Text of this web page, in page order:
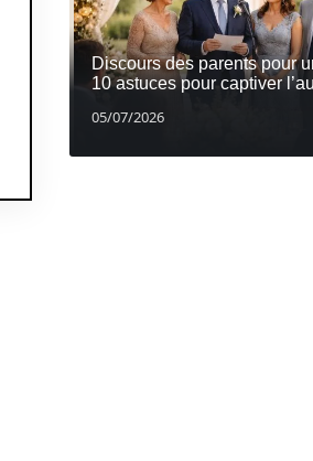
Discours des parents pour
10 astuces pour captiver
05/07/2026